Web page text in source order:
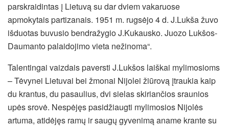
parskraidintas į Lietuvą su dar dviem vakaruose
apmokytais partizanais. 1951 m. rugsėjo 4 d. J.Lukša žuvo
išduotas buvusio bendražygio J.Kukausko. Juozo Lukšos-
Daumanto palaidojimo vieta nežinoma“.
Talentingai vaizdais paversti J.Lukšos laiškai mylimosioms
– Tėvynei Lietuvai bei žmonai Nijolei žiūrovą įtraukia kaip
du krantus, du pasaulius, dvi sielas skiriančios sraunios
upės srovė. Nespėjęs pasidžiaugti mylimosios Nijolės
artuma, atidėjęs ramų ir saugų gyvenimą aname krante su